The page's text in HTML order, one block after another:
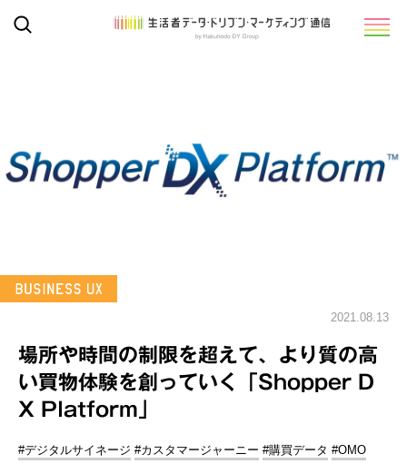
2021.08.13
場所や時間の制限を超えて、より質の高
い買物体験を創っていく「Shopper D
X Platform」
#デジタルサイネージ #カスタマージャーニー #購買データ #OMO